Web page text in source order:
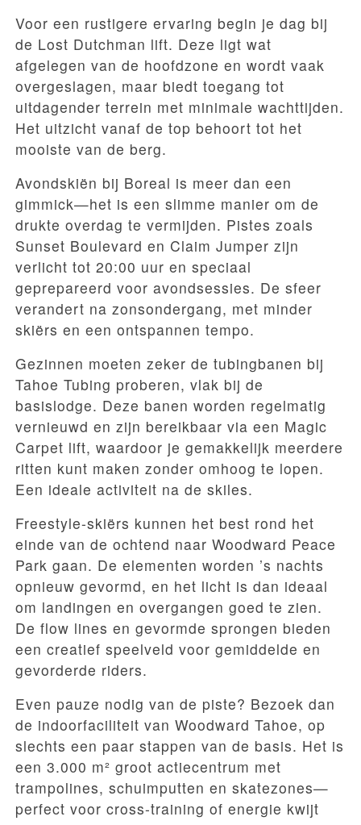
Voor een rustigere ervaring begin je dag bij
de Lost Dutchman lift. Deze ligt wat
afgelegen van de hoofdzone en wordt vaak
overgeslagen, maar biedt toegang tot
uitdagender terrein met minimale wachttijden.
Het uitzicht vanaf de top behoort tot het
mooiste van de berg.
Avondskiën bij Boreal is meer dan een
gimmick—het is een slimme manier om de
drukte overdag te vermijden. Pistes zoals
Sunset Boulevard en Claim Jumper zijn
verlicht tot 20:00 uur en speciaal
geprepareerd voor avondsessies. De sfeer
verandert na zonsondergang, met minder
skiërs en een ontspannen tempo.
Gezinnen moeten zeker de tubingbanen bij
Tahoe Tubing proberen, vlak bij de
basislodge. Deze banen worden regelmatig
vernieuwd en zijn bereikbaar via een Magic
Carpet lift, waardoor je gemakkelijk meerdere
ritten kunt maken zonder omhoog te lopen.
Een ideale activiteit na de skiles.
Freestyle-skiërs kunnen het best rond het
einde van de ochtend naar Woodward Peace
Park gaan. De elementen worden ’s nachts
opnieuw gevormd, en het licht is dan ideaal
om landingen en overgangen goed te zien.
De flow lines en gevormde sprongen bieden
een creatief speelveld voor gemiddelde en
gevorderde riders.
Even pauze nodig van de piste? Bezoek dan
de indoorfaciliteit van Woodward Tahoe, op
slechts een paar stappen van de basis. Het is
een 3.000 m² groot actiecentrum met
trampolines, schuimputten en skatezones—
perfect voor cross-training of energie kwijt